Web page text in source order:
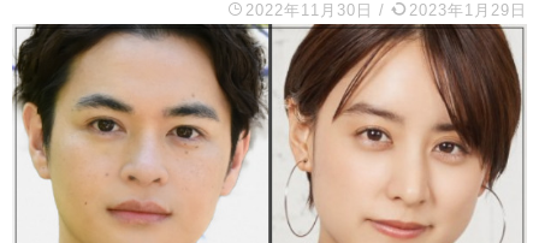
2022年11月30日 / 2023年1月29日